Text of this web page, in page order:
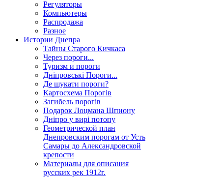
Регуляторы
Компьютеры
Распродажа
Разное
Истории Днепра
Тайны Старого Кичкаса
Через пороги...
Туризм и пороги
Дніпровські Пороги...
Де шукати пороги?
Картосхема Порогів
Загибель порогів
Подарок Лоцмана Шпиону
Дніпро у вирі потопу
Геометрической план
Днепровским порогам от Усть
Самары до Александровской
крепости
Материалы для описания
русских рек 1912г.